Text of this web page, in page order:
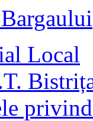
Local